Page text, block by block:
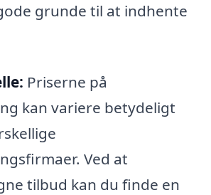
grunde til at indhente
Priserne på
kan variere betydeligt
Ved at
tilbud kan du finde en